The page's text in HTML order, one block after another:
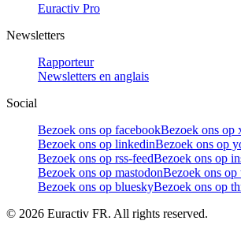
Euractiv Pro
Newsletters
Rapporteur
Newsletters en anglais
Social
Bezoek ons op facebookBezoek ons op
Bezoek ons op linkedinBezoek ons op
Bezoek ons op rss-feedBezoek ons op
Bezoek ons op mastodonBezoek ons op
Bezoek ons op blueskyBezoek ons op
© 2026 Euractiv FR. All rights reserved.